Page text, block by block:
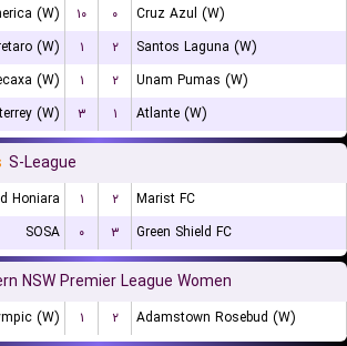
(W) ۱۰ ۰
Cruz Azul (W)
(W)
۱ ۲
Santos Laguna (W)
(W)
۱ ۲
Unam Pumas (W)
(W)
۳ ۱ Atlante (W)
S-League
Honiara ۱ ۲
Marist FC
SOSA
۰ ۳ Green Shield FC
NSW Premier League Women
(W) ۱ ۲ Adamstown Rosebud (W)